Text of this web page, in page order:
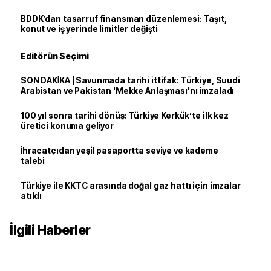
BDDK’dan tasarruf finansman düzenlemesi: Taşıt,
konut ve iş yerinde limitler değişti
Editörün Seçimi
SON DAKİKA | Savunmada tarihi ittifak: Türkiye, Suudi
Arabistan ve Pakistan 'Mekke Anlaşması'nı imzaladı
100 yıl sonra tarihi dönüş: Türkiye Kerkük’te ilk kez
üretici konuma geliyor
İhracatçıdan yeşil pasaportta seviye ve kademe
talebi
Türkiye ile KKTC arasında doğal gaz hattı için imzalar
atıldı
İlgili Haberler